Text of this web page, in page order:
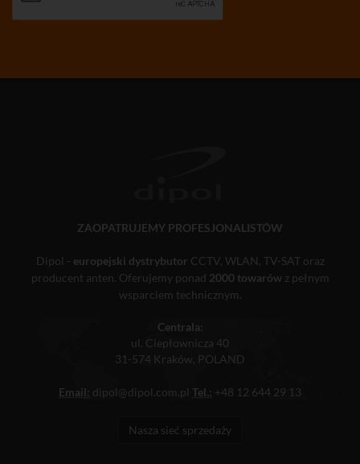
ZAOPATRUJEMY PROFESJONALISTÓW
Dipol - europejski dystrybutor CCTV, WLAN, TV-SAT oraz
producent anten. Oferujemy ponad 2000 towarówz pełnym
wsparciem technicznym.
Centrala:
ul. Ciepłownicza 40
31-574 Kraków, POLAND
Email: dipol@dipol.com.pl Tel.: +48 12 644 29 13
Nasza sieć sprzedaży